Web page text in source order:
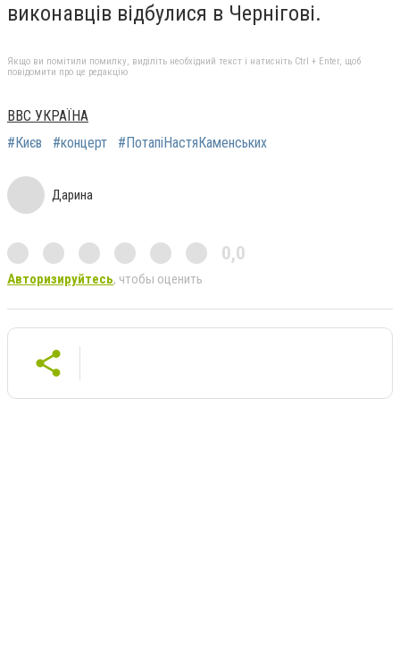
виконавців відбулися в Чернігові.
Якщо ви помітили помилку, виділіть необхідний текст і натисніть Ctrl + Enter, щоб
повідомити про це редакцію
ВВС УКРАЇНА
#Києв
#концерт #ПотапіНастяКаменських
Дарина
0,0
Авторизируйтесь, чтобы оценить